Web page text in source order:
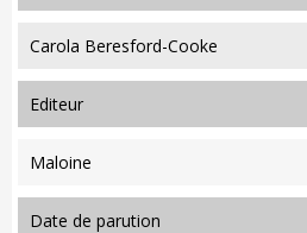
Carola Beresford-Cooke
editeur
Maloine
date de parution